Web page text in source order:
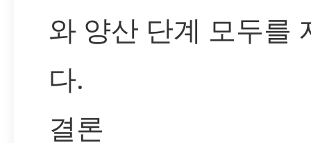
와 양산 단계 모두를
다.
결론